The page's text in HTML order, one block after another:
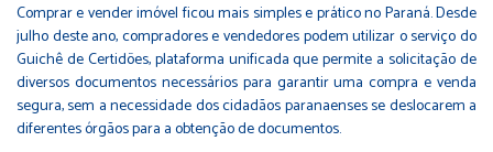
Comprar e vender imóvel ficou mais simples e prático no Paraná. Desde
julho deste ano, compradores e vendedores podem utilizar o serviço do
Guichê de Certidões, plataforma unificada que permite a solicitação de
diversos documentos necessários para garantir uma compra e venda
segura, sem a necessidade dos cidadãos paranaenses se deslocarem a
diferentes órgãos para a obtenção de documentos.